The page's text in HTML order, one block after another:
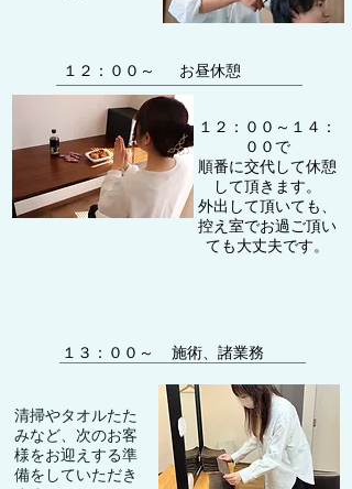
​１２：００～ お昼休憩
１２：００～１４：
００で
順番に交代して休憩
して頂きます。
外出して頂いても、
控え室でお過ご頂い
ても大丈夫です。
１３：００～ 施術、諸業務
清掃やタオルたた
みなど、次のお客
様をお迎えする準
備をしていただき